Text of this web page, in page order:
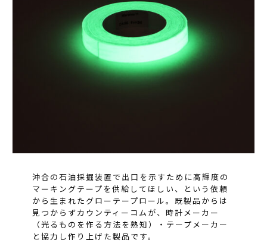
沖合の石油採掘装置で出口を示すために高輝度の
マーキングテープを供給してほしい、という依頼
から生まれたグローテープロール。既製品からは
見つからずカウンティーコムが、時計メーカー
（光るものを作る方法を熟知）・テープメーカー
と協力し作り上げた製品です。